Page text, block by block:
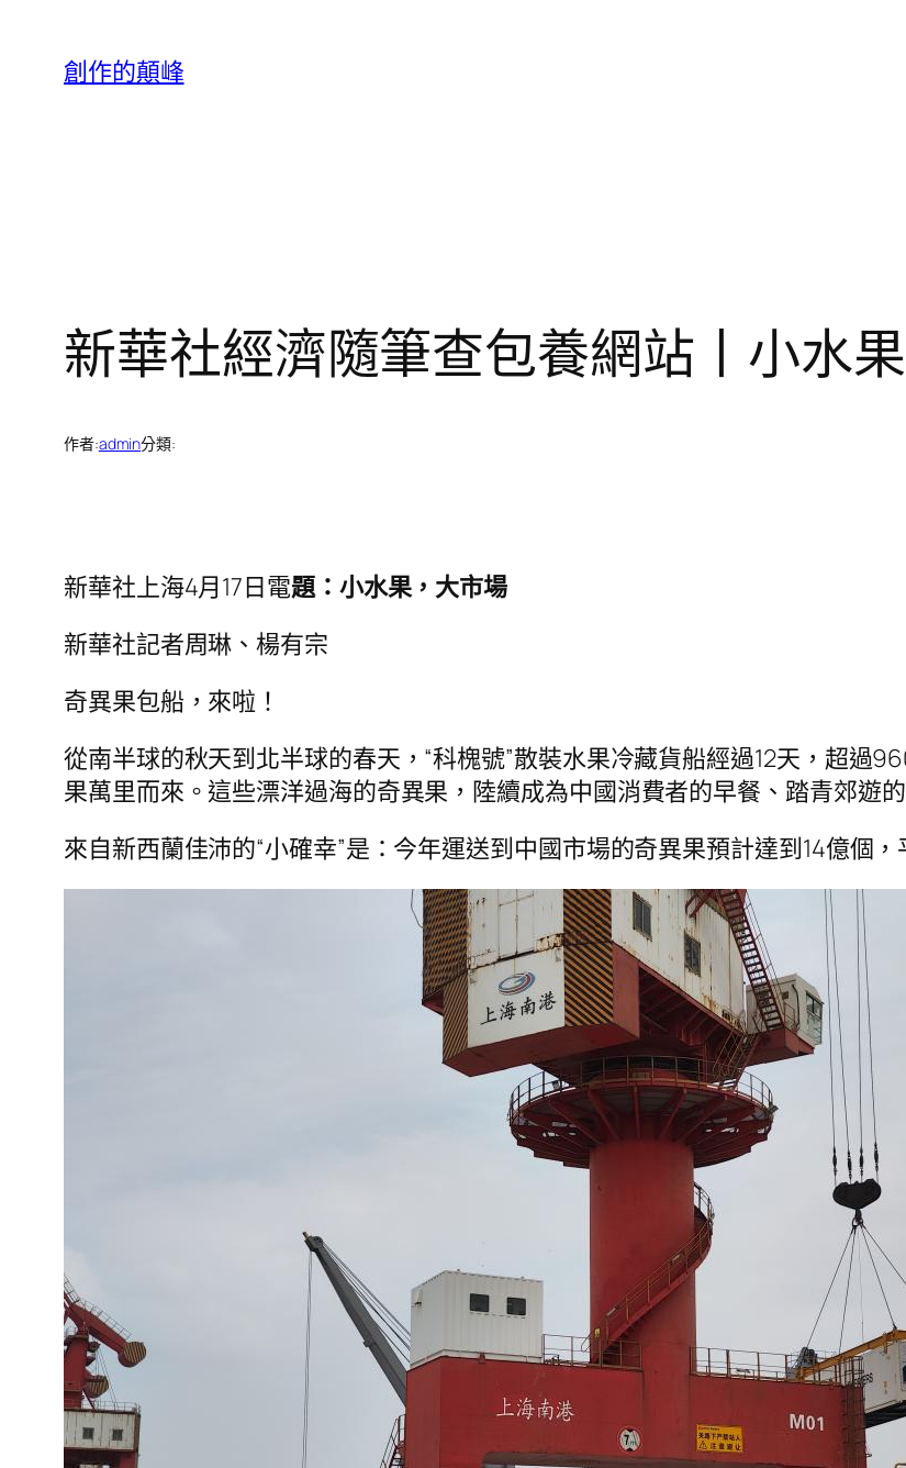
創作的顛峰
新華社經濟隨筆查包養網站丨小水
作者:admin分類:
新華社上海4月17日電題：小水果，大市場
新華社記者周琳、楊有宗
奇異果包船，來啦！
從南半球的秋天到北半球的春天，“科槐號”散裝水果冷藏貨船經過12天，超過
果萬里而來。這些漂洋過海的奇異果，陸續成為中國消費者的早餐、踏青郊遊
來自新西蘭佳沛的“小確幸”是：今年運送到中國市場的奇異果預計達到14億個，